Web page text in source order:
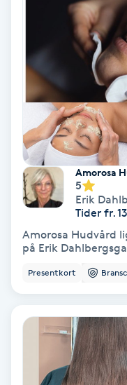
MicroPen
Microshading
Mixfransar
Nagelförlängning
Nagelförlängning
Nagelförlängning gelé
Nagelförlängning
Nagelförlängning silke
Amorosa
5
Erik
Tider fr.
Amorosa Hudvård
på Erik
Presentkort